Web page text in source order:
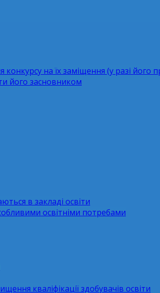
на їх заміщення (у разі його
його засновником
в закладі освіти
освітніми потребами
кваліфікації здобувачів освіти